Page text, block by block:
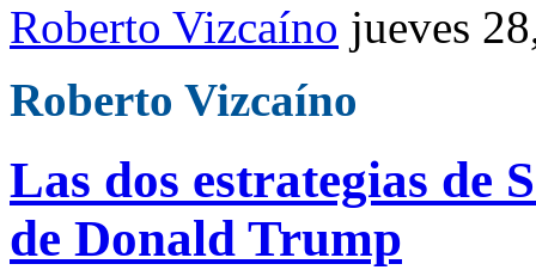
Roberto Vizcaíno jueves
Roberto Vizcaíno
Las dos estrategias de
de Donald Trump